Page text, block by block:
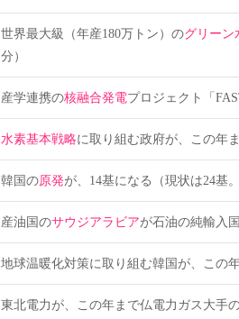
世界最大級（年産180万トン）のグリーン
分）
産学連携の核融合発電プロジェクト「
水素基本戦略に取り組む政府が、この年
韓国の原発が、14基になる（現状は24基
産油国のサウジアラビアが石油の純輸入
地球温暖化対策に取り組む韓国が、この
東北電力が、この年まで仏電力ガス大手